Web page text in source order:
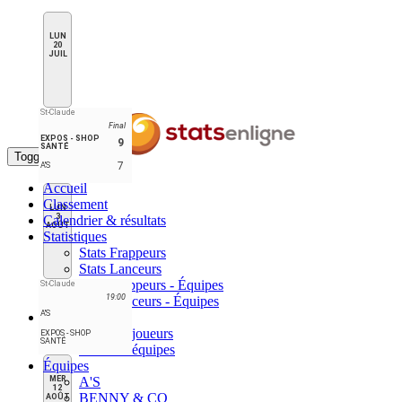
LUN
20
JUIL
St-Claude
Final
EXPOS - SHOP
SANTÉ
9
A'S 7
LUN
3
AOÛT
St-Claude
19:00
A'S
EXPOS - SHOP
SANTÉ
MER
12
AOÛT
Toggle navigation
Accueil
Classement
Calendrier & résultats
Statistiques
Stats Frappeurs
Stats Lanceurs
Stats Frappeurs - Équipes
Stats Lanceurs - Équipes
Meneurs
Meneurs joueurs
Meneurs équipes
Équipes
A'S
BENNY & CO